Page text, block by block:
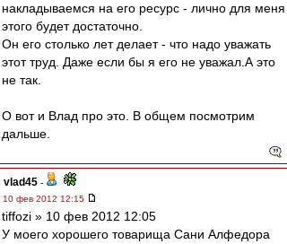
накладываемся на его ресурс - лично для меня
этого будет достаточно.
Он его столько лет делает - что надо уважать
этот труд. Даже если бы я его не уважал.А это
не так.
О вот и Влад про это. В общем посмотрим
дальше.
vlad45 -
10 фев 2012 12:15
tiffozi » 10 фев 2012 12:05
У моего хорошего товарища Сани Алфедора